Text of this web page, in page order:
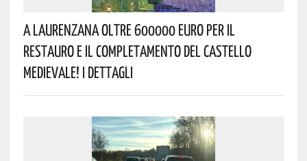
A Laurenzana Oltre 600000 Euro Per Il
Restauro E Il Completamento Del Castello
Medievale! I Dettagli